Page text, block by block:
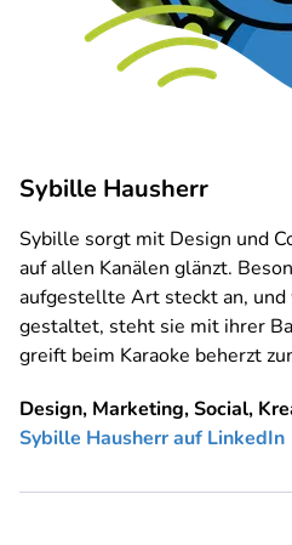
Sybille Hausherr
Sybille sorgt mit Design und
auf allen Kanälen glänzt.
aufgestellte Art steckt an,
gestaltet, steht sie mit ihrer
greift beim Karaoke beherzt
Design, Marketing, Social,
Sybille Hausherr auf LinkedIn